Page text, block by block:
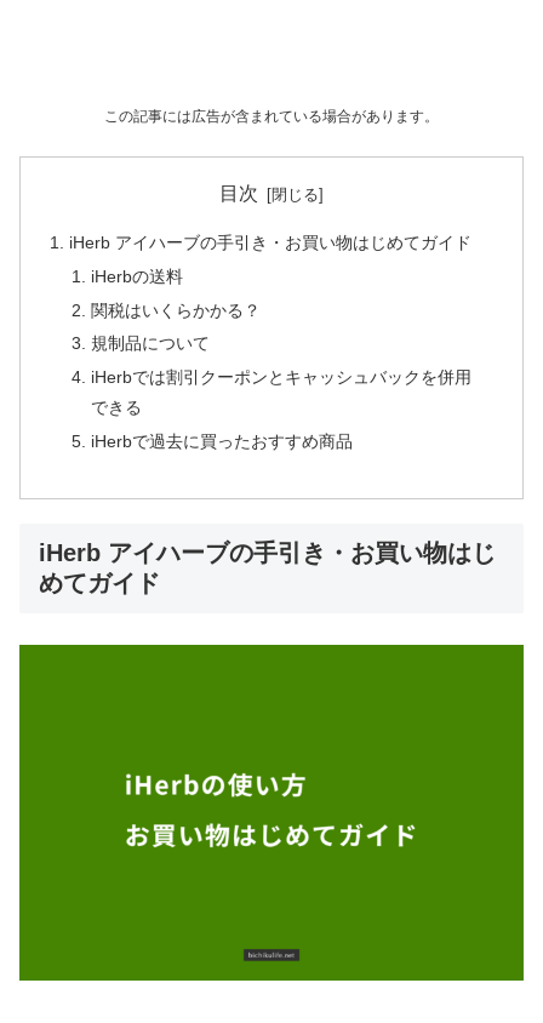
この記事には広告が含まれている場合があります。
目次
iHerb アイハーブの手引き・お買い物はじめてガイド
iHerbの送料
関税はいくらかかる？
規制品について
iHerbでは割引クーポンとキャッシュバックを併用
できる
iHerbで過去に買ったおすすめ商品
iHerb アイハーブの手引き・お買い物はじ
めてガイド